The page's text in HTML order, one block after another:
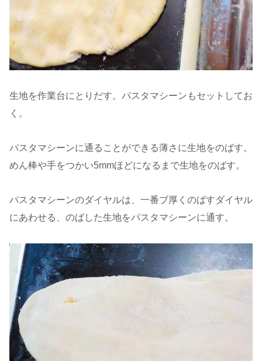
生地を作業台にとりだす。パスタマシーンもセットしてお
く。
パスタマシーンに通ることができる薄さに生地をのばす。
めん棒や手をつかい5mmほどになるまで生地をのばす。
パスタマシーンのダイヤルは、一番ブ厚くのばすダイヤル
にあわせる、のばした生地をパスタマシーンに通す。